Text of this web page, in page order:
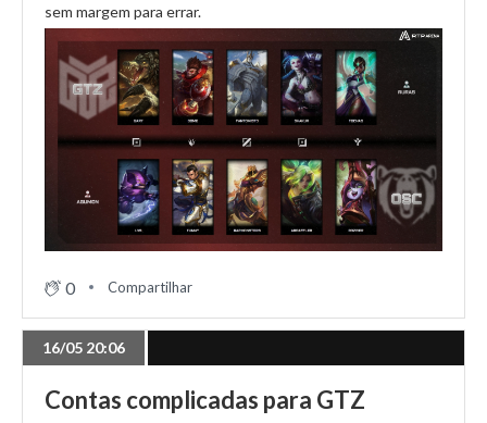
sem margem para errar.
0 Compartilhar
16/05 20:06
Contas complicadas para GTZ